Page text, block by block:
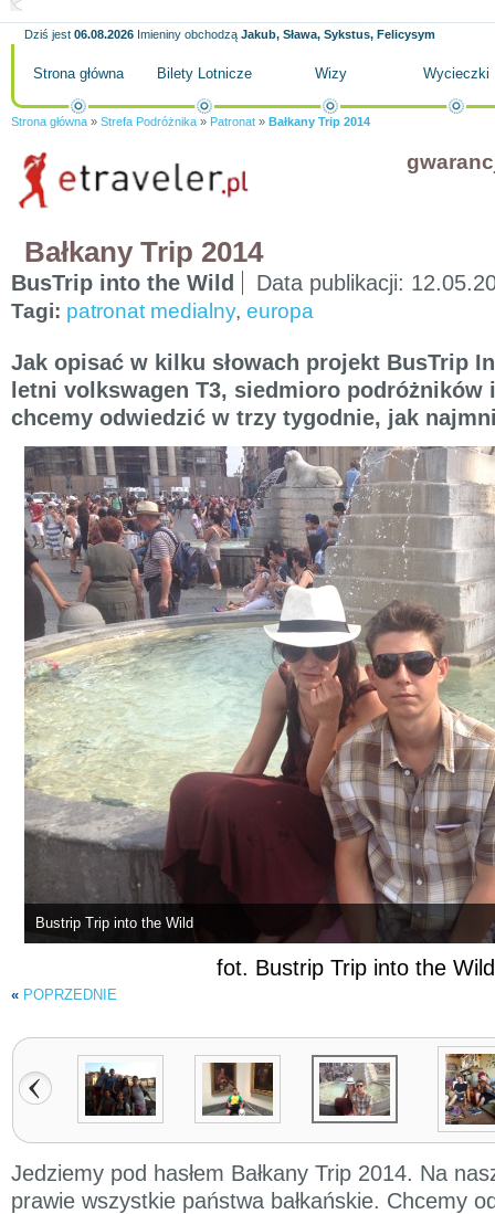
Dziś jest 06.08.2026 Imieniny obchodzą Jakub, Sława, Sykstus, Felicysym
Strona główna Bilety Lotnicze Wizy Wycieczki
Strona główna » Strefa Podróżnika » Patronat » Bałkany Trip 2014
Bałkany Trip 2014
BusTrip into the Wild Data publikacji:
Tagi: patronat medialny, europa
Jak opisać w kilku słowach projekt BusTrip
letni volkswagen T3, siedmioro podróżników
chcemy odwiedzić w trzy tygodnie, jak
Bustrip Trip into the Wild
fot. Bustrip Trip into the Wild
« POPRZEDNIE
Jedziemy pod hasłem Bałkany Trip 2014. Na
prawie wszystkie państwa bałkańskie. Chcemy